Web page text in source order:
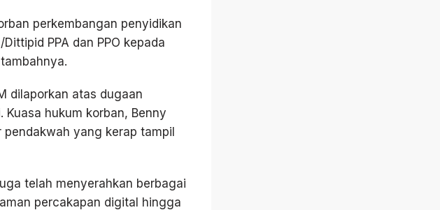
perkembangan penyidikan
PPA dan PPO kepada
dilaporkan atas dugaan
hukum korban, Benny
yang kerap tampil
telah menyerahkan berbagai
percakapan digital hingga